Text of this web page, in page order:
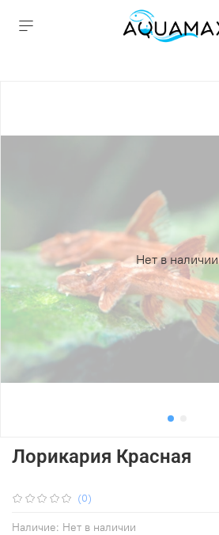
Нет в наличии
(0)
Наличие: Нет в наличии
Лорикария Красная